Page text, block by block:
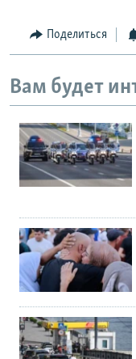
Поделиться
Вам будет